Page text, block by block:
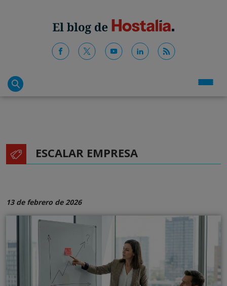
ESCALAR EMPRESA
13 de febrero de 2026